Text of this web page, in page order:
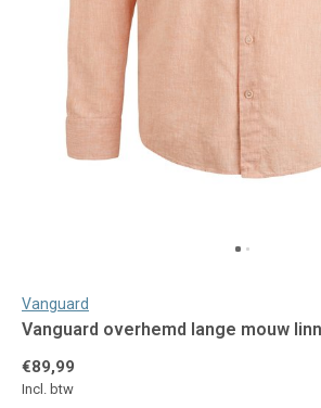
Vanguard
Vanguard overhemd lange mouw
€89,99
Incl. btw